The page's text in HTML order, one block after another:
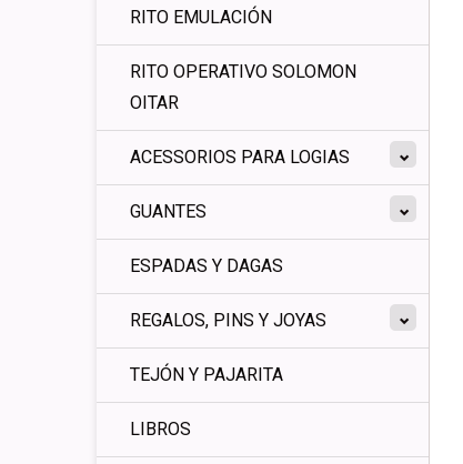
RITO EMULACIÓN
RITO OPERATIVO SOLOMON
OITAR
ACESSORIOS PARA LOGIAS
GUANTES
ESPADAS Y DAGAS
REGALOS, PINS Y JOYAS
TEJÓN Y PAJARITA
LIBROS